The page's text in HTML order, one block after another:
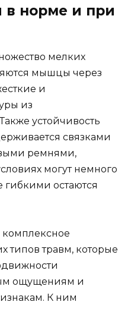
в норме и при
мелких
мышцы через
и
из
устойчивость
связками
ремнями,
могут немного
гибкими остаются
комплексное
типов травм, которые
ощущениям и
К ним